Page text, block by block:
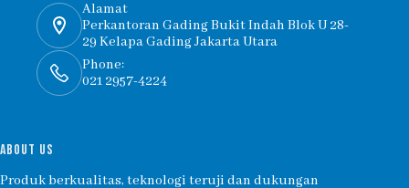
Alamat
Perkantoran Gading Bukit Indah Blok U 28-
29 Kelapa Gading Jakarta Utara
Phone:
021 2957-4224
ABOUT US
Produk berkualitas, teknologi teruji dan dukungan